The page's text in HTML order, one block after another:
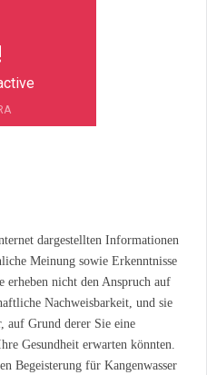
dargestellten Informationen
Meinung sowie Erkenntnisse
erheben nicht den Anspruch auf
Nachweisbarkeit, und sie
auf Grund derer Sie eine
Gesundheit erwarten könnten.
Begeisterung für Kangenwasser